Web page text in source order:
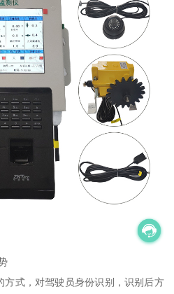
方式，对驾驶员身份识别，识别后方